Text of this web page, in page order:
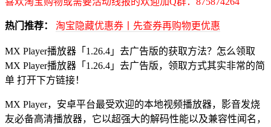
热门推荐： 淘宝隐藏优惠券丨先查券再购物更优惠
MX Player播放器「1.26.4」去广告版的获取方法？怎么领取
MX Player播放器「1.26.4」去广告版，领取方式其实非常的简
单 打开下方链接！
MX Player，安卓平台最受欢迎的本地视频播放器，影音发烧
友必备高清播放器，它以超强大的解码性能以及兼容性闻名，